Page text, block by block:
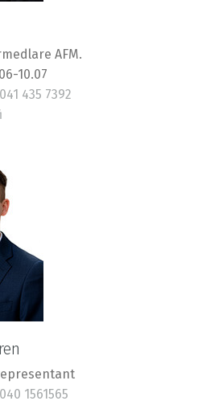
AFM.
10.07
041 435 7392
040 1561565